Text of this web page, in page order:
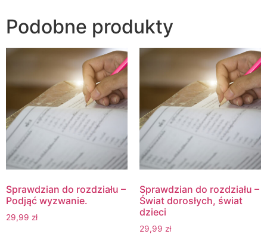
Podobne produkty
Sprawdzian do rozdziału –
Podjąć wyzwanie.
29,99 zł
Sprawdzian do rozdziału –
Świat dorosłych, świat
dzieci
29,99 zł